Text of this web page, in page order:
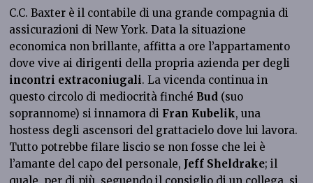
C.C. Baxter è il contabile di una grande compagnia di
assicurazioni di New York. Data la situazione
economica non brillante, affitta a ore l’appartamento
dove vive ai dirigenti della propria azienda per degli
incontri extraconiugali. La vicenda continua in
questo circolo di mediocrità finché Bud (suo
soprannome) si innamora di Fran Kubelik, una
hostess degli ascensori del grattacielo dove lui lavora.
Tutto potrebbe filare liscio se non fosse che lei è
l’amante del capo del personale, Jeff Sheldrake; il